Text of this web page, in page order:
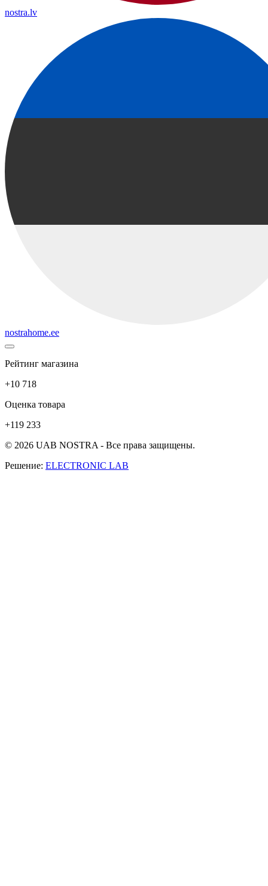
nostra.lv
nostrahome.ee
Рейтинг магазина
+10 718
Оценка товара
+119 233
© 2026 UAB NOSTRA - Все права защищены.
Решение: ELECTRONIC LAB